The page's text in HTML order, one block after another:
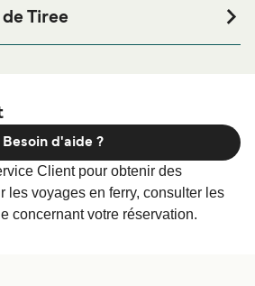
après votre voyage ou si vous
logements pour votre séjour, merci
Tiree
Client pour obtenir des
les voyages en ferry, consulter les
concernant votre réservation.
Besoin d'aide ?